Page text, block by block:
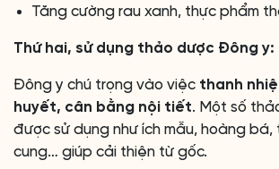
Tăng cường rau xanh, thực phẩm
Thứ hai, sử dụng thảo dược Đông y:
Đông y chú trọng vào việc thanh
huyết, cân bằng nội tiết. Một số
được sử dụng như ích mẫu, hoàng bá,
cung… giúp cải thiện từ gốc.